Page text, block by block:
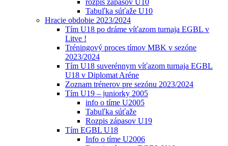
Tabuľka súťaže U10
Hracie obdobie 2023/2024
Tím U18 po dráme víťazom turnaja EGBL v
Litve !
Tréningový proces tímov MBK v sezóne
2023/2024
Tím U18 suverénnym víťazom turnaja EGBL
U18 v Diplomat Aréne
Zoznam trénerov pre sezónu 2023/2024
Tím U19 – juniorky 2005
info o tíme U2005
Tabuľka súťaže
Rozpis zápasov U19
Tím EGBL U18
Info o tíme U2006